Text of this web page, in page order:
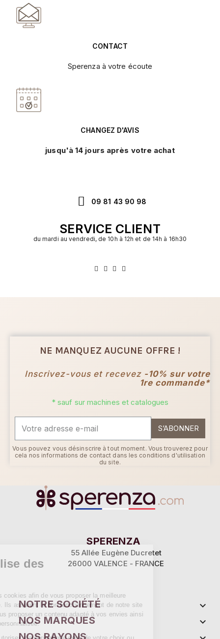
CONTACT
Sperenza à votre écoute
CHANGEZ D'AVIS
jusqu'à 14 jours après votre achat
09 81 43 90 98
SERVICE CLIENT
du mardi au vendredi, de 10h à 12h et de 14h à 16h30
NE MANQUEZ AUCUNE OFFRE !
Inscrivez-vous et recevez -10% sur votre
1re commande*
* sauf sur machines et catalogues
S’ABONNER
Vous pouvez vous désinscrire à tout moment. Vous trouverez pour
cela nos informations de contact dans les conditions d'utilisation
du site.
SPERENZA
55 Allée Eugène Ducretet
26000 VALENCE - FRANCE
NOTRE SOCIÉTÉ

NOS MARQUES

NOS RAYONS
Ce site utilise des
Sperenza utilise des cookies afin de vous
proposer la meilleure expérience possible. Ils assurent le bon
fonctionnement de notre site et permettent de vous proposer un
contenu adapté à vos envies ainsi que de la publicité personnalisée.